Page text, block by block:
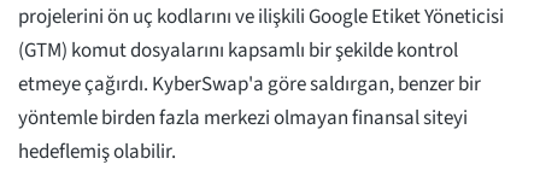
projelerini ön uç kodlarını ve ilişkili Google Etiket Yöneticisi
(GTM) komut dosyalarını kapsamlı bir şekilde kontrol
etmeye çağırdı. KyberSwap'a göre saldırgan, benzer bir
yöntemle birden fazla merkezi olmayan finansal siteyi
hedeflemiş olabilir.